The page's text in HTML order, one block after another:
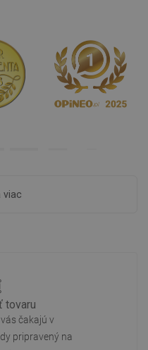
viac
tovaru
čakajú v
pripravený na